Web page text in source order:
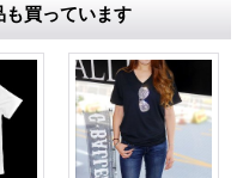
も買っています